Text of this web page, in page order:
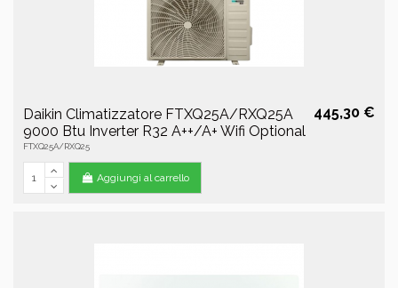
Daikin Climatizzatore FTXQ25A/RXQ25A
9000 Btu Inverter R32 A++/A+ Wifi Optional
FTXQ25A/RXQ25
445,30 €
Aggiungi al carrello